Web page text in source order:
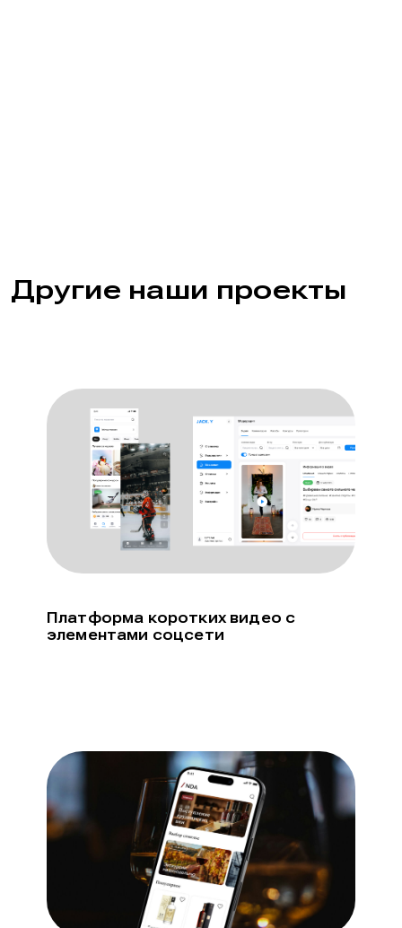
Другие наши проекты
Платформа коротких видео с
элементами соцсети